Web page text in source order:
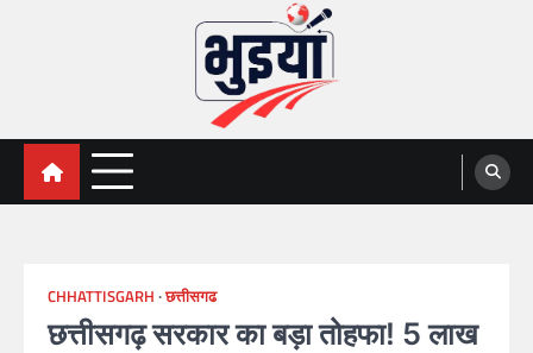
भुइयां, BHUIYAN, CG BHUIYAN
NEWS
BHUIYAN, CG BHUIYAN NEWS, KHASARA,छत्तीसगढ़ भू-
CHHATTISGARH छत्तीसगढ
छत्तीसगढ़ सरकार का बड़ा तोहफा! 5 लाख